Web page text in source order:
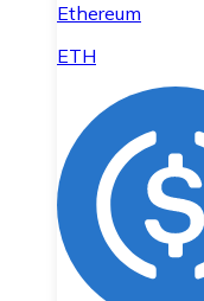
Ethereum
ETH